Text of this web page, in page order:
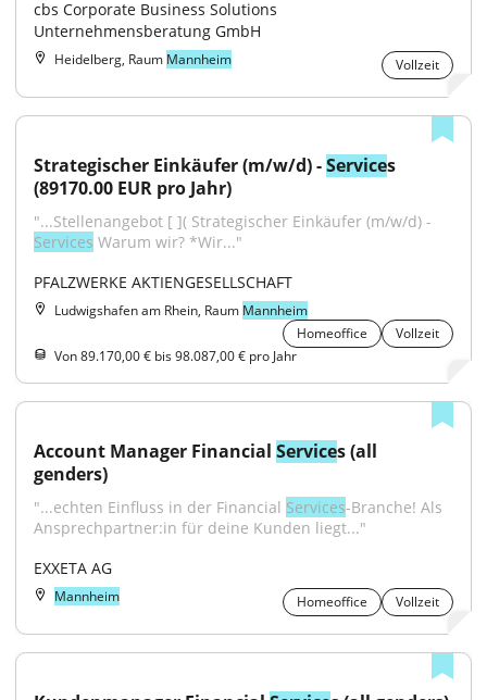
cbs Corporate Business Solutions
Unternehmensberatung GmbH
Heidelberg, Raum Mannheim Vollzeit
Strategischer Einkäufer (m/w/d) - Services
(89170.00 EUR pro Jahr)
Services Warum wir? *Wir..."
PFALZWERKE AKTIENGESELLSCHAFT
Ludwigshafen am Rhein, Raum Mannheim
Homeoffice
Vollzeit
Von 89.170,00 € bis 98.087,00 € pro Jahr
Account Manager Financial Services (all
genders)
"...echten Einfluss in der Financial Services-Branche! Als
Ansprechpartner:in für deine Kunden liegt..."
EXXETA AG
Mannheim Homeoffice Vollzeit